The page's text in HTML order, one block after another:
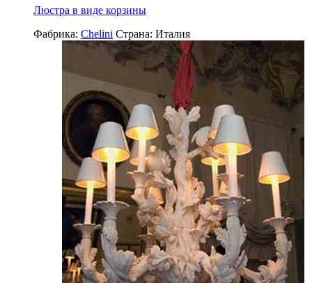
Люстра в виде корзины
Фабрика: Chelini Страна: Италия